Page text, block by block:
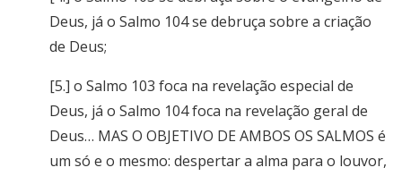
Deus, já o Salmo 104 se debruça sobre a criação
de Deus;
[5.] o Salmo 103 foca na revelação especial de
Deus, já o Salmo 104 foca na revelação geral de
Deus… MAS O OBJETIVO DE AMBOS OS SALMOS é
um só e o mesmo: despertar a alma para o louvor,